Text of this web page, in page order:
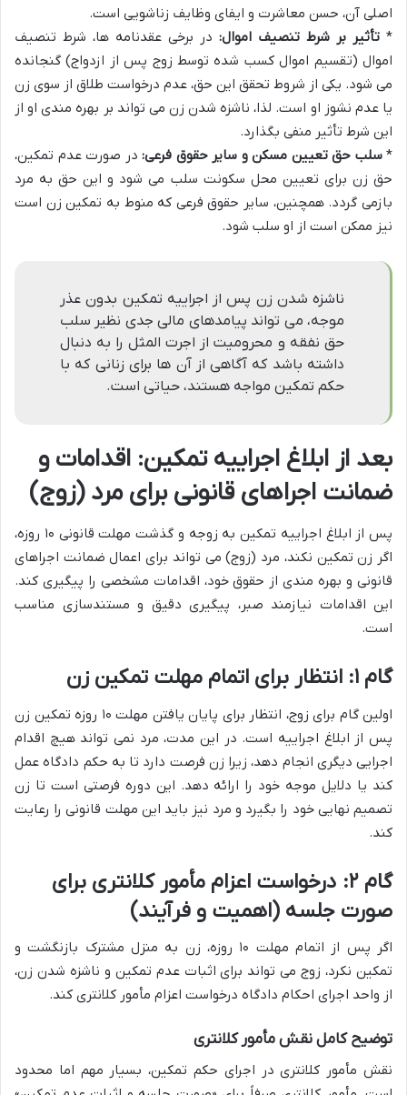
اصلی آن، حسن معاشرت و ایفای وظایف زناشویی است.
* تأثیر بر شرط تنصیف اموال: در برخی عقدنامه ها، شرط تنصیف
اموال (تقسیم اموال کسب شده توسط زوج پس از ازدواج) گنجانده
می شود. یکی از شروط تحقق این حق، عدم درخواست طلاق از سوی زن
یا عدم نشوز او است. لذا، ناشزه شدن زن می تواند بر بهره مندی او از
این شرط تأثیر منفی بگذارد.
*سلب حق تعیین مسکن و سایر حقوق فرعی: در صورت عدم تمکین،
حق زن برای تعیین محل سکونت سلب می شود و این حق به مرد
بازمی گردد. همچنین، سایر حقوق فرعی که منوط به تمکین زن است
نیز ممکن است از او سلب شود.
ناشزه شدن زن پس از اجراییه تمکین بدون عذر
موجه، می تواند پیامدهای مالی جدی نظیر سلب
حق نفقه و محرومیت از اجرت المثل را به دنبال
داشته باشد که آگاهی از آن ها برای زنانی که با
حکم تمکین مواجه هستند، حیاتی است.
بعد از ابلاغ اجراییه تمکین: اقدامات و
ضمانت اجراهای قانونی برای مرد (زوج)
پس از ابلاغ اجراییه تمکین به زوجه و گذشت مهلت قانونی ۱۰ روزه،
اگر زن تمکین نکند، مرد (زوج) می تواند برای اعمال ضمانت اجراهای
قانونی و بهره مندی از حقوق خود، اقدامات مشخصی را پیگیری کند.
این اقدامات نیازمند صبر، پیگیری دقیق و مستندسازی مناسب
است.
گام ۱: انتظار برای اتمام مهلت تمکین زن
اولین گام برای زوج، انتظار برای پایان یافتن مهلت ۱۰ روزه تمکین زن
پس از ابلاغ اجراییه است. در این مدت، مرد نمی تواند هیچ اقدام
اجرایی دیگری انجام دهد، زیرا زن فرصت دارد تا به حکم دادگاه عمل
کند یا دلایل موجه خود را ارائه دهد. این دوره فرصتی است تا زن
تصمیم نهایی خود را بگیرد و مرد نیز باید این مهلت قانونی را رعایت
کند.
گام ۲: درخواست اعزام مأمور کلانتری برای
صورت جلسه (اهمیت و فرآیند)
اگر پس از اتمام مهلت ۱۰ روزه، زن به منزل مشترک بازنگشت و
تمکین نکرد، زوج می تواند برای اثبات عدم تمکین و ناشزه شدن زن،
از واحد اجرای احکام دادگاه درخواست اعزام مأمور کلانتری کند.
توضیح کامل نقش مأمور کلانتری
نقش مأمور کلانتری در اجرای حکم تمکین، بسیار مهم اما محدود